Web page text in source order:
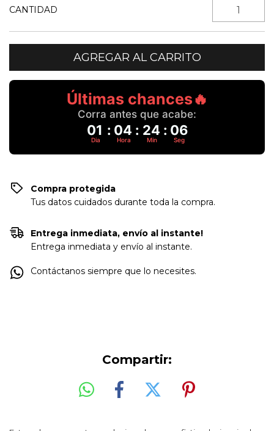
CANTIDAD
Últimas chances🔥
Corra antes que acabe:
01 : 04 : 24 : 06
Dia Hora Min Seg
Compra protegida
Tus datos cuidados durante toda la compra.
Entrega inmediata, envío al instante!
Entrega inmediata y envío al instante.
Contáctanos siempre que lo necesites.
Compartir: